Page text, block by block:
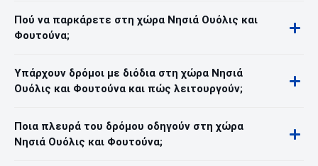
Πού να παρκάρετε στη χώρα Νησιά Ουόλις και
Φουτούνα;
Υπάρχουν δρόμοι με διόδια στη χώρα Νησιά
Ουόλις και Φουτούνα και πώς λειτουργούν;
Ποια πλευρά του δρόμου οδηγούν στη χώρα
Νησιά Ουόλις και Φουτούνα;